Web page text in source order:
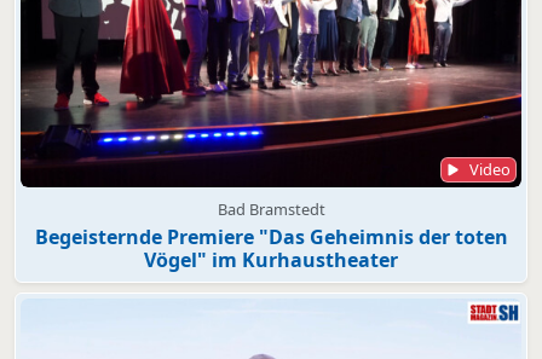
Video
Bad Bramstedt
Begeisternde Premiere "Das Geheimnis der toten
Vögel" im Kurhaustheater